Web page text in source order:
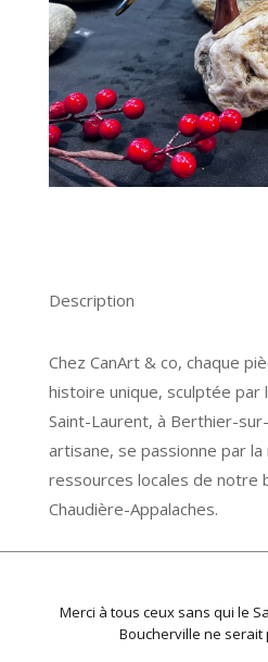
Description
Chez CanArt & co, chaque
histoire unique, sculptée par
Saint-Laurent, à Berthier-
artisane, se passionne par
ressources locales de notre
Chaudière-Appalaches.
Merci à tous ceux sans qui le
Boucherville ne serait